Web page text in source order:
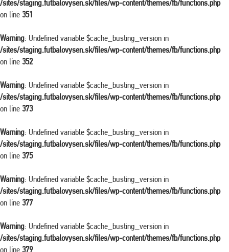
/sites/staging.futbalovysen.sk/files/wp-content/themes/fb/functions.php
on line 351
Warning: Undefined variable $cache_busting_version in
/sites/staging.futbalovysen.sk/files/wp-content/themes/fb/functions.php
on line 352
Warning: Undefined variable $cache_busting_version in
/sites/staging.futbalovysen.sk/files/wp-content/themes/fb/functions.php
on line 373
Warning: Undefined variable $cache_busting_version in
/sites/staging.futbalovysen.sk/files/wp-content/themes/fb/functions.php
on line 375
Warning: Undefined variable $cache_busting_version in
/sites/staging.futbalovysen.sk/files/wp-content/themes/fb/functions.php
on line 377
Warning: Undefined variable $cache_busting_version in
/sites/staging.futbalovysen.sk/files/wp-content/themes/fb/functions.php
on line 379